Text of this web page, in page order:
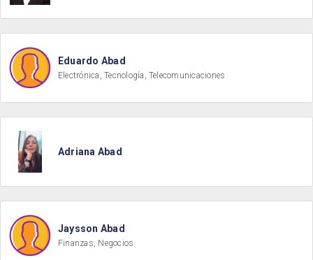
Eduardo Abad
Electrónica, Tecnología, Telecomunicaciones
Adriana Abad
Jaysson Abad
Finanzas, Negocios